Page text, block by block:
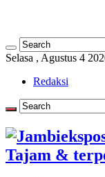
Selasa , Agustus 4
Redaksi
Tajam &